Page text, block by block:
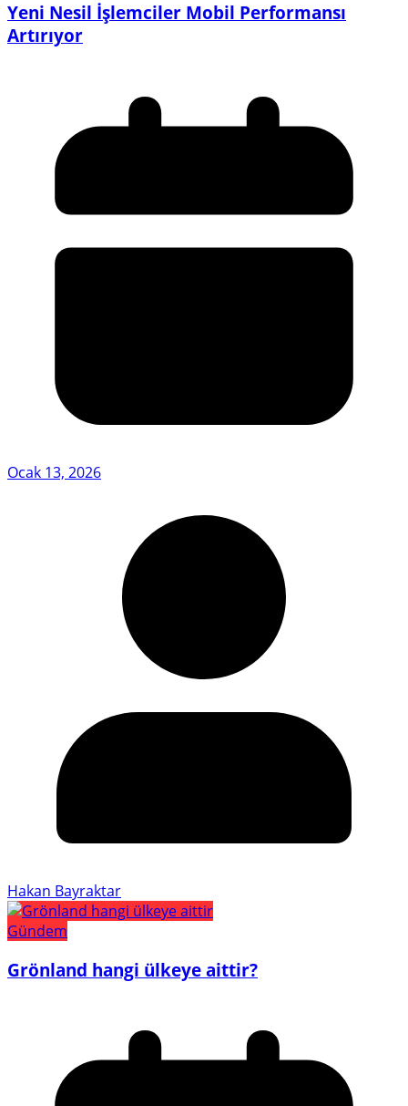
Yeni Nesil İşlemciler Mobil Performansı
Artırıyor
Ocak 13, 2026
Hakan Bayraktar
Gündem
Grönland hangi ülkeye aittir?